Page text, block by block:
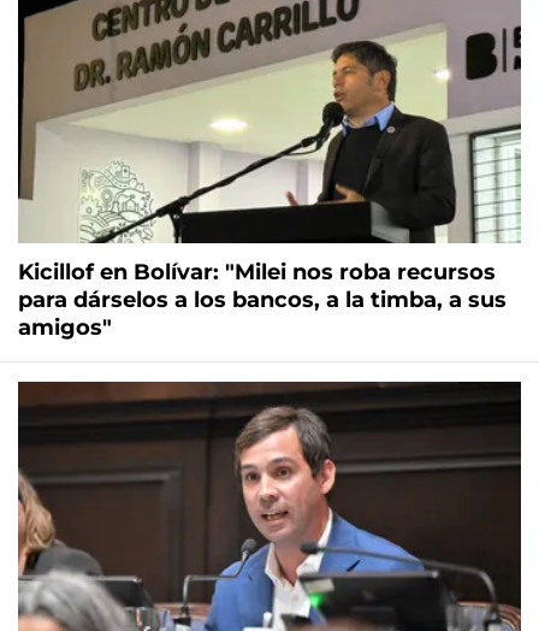
Kicillof en Bolívar: "Milei nos roba recursos
para dárselos a los bancos, a la timba, a sus
amigos"